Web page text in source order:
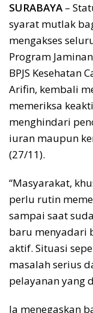
SURABAYA –
syarat mutlak
mengakses
Program
BPJS Kesehatan
Arifin, kembali
memeriksa
menghindari
iuran maupun
(27/11).
“Masyarakat,
perlu rutin
sampai saat
baru menyadari
aktif. Situasi
masalah serius
pelayanan yang
Ia menegaskan